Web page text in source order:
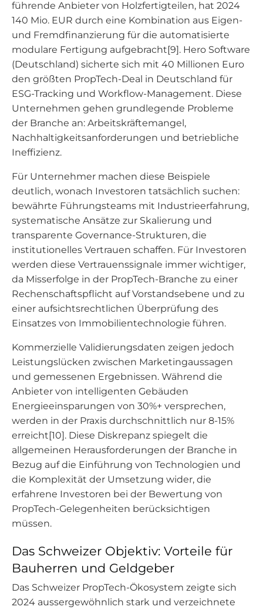
führende Anbieter von Holzfertigteilen, hat 2024
140 Mio. EUR durch eine Kombination aus Eigen-
und Fremdfinanzierung für die automatisierte
modulare Fertigung aufgebracht[9]. Hero Software
(Deutschland) sicherte sich mit 40 Millionen Euro
den größten PropTech-Deal in Deutschland für
ESG-Tracking und Workflow-Management. Diese
Unternehmen gehen grundlegende Probleme
der Branche an: Arbeitskräftemangel,
Nachhaltigkeitsanforderungen und betriebliche
Ineffizienz.
Für Unternehmer machen diese Beispiele
deutlich, wonach Investoren tatsächlich suchen:
bewährte Führungsteams mit Industrieerfahrung,
systematische Ansätze zur Skalierung und
transparente Governance-Strukturen, die
institutionelles Vertrauen schaffen. Für Investoren
werden diese Vertrauenssignale immer wichtiger,
da Misserfolge in der PropTech-Branche zu einer
Rechenschaftspflicht auf Vorstandsebene und zu
einer aufsichtsrechtlichen Überprüfung des
Einsatzes von Immobilientechnologie führen.
Kommerzielle Validierungsdaten zeigen jedoch
Leistungslücken zwischen Marketingaussagen
und gemessenen Ergebnissen. Während die
Anbieter von intelligenten Gebäuden
Energieeinsparungen von 30%+ versprechen,
werden in der Praxis durchschnittlich nur 8-15%
erreicht[10]. Diese Diskrepanz spiegelt die
allgemeinen Herausforderungen der Branche in
Bezug auf die Einführung von Technologien und
die Komplexität der Umsetzung wider, die
erfahrene Investoren bei der Bewertung von
PropTech-Gelegenheiten berücksichtigen
müssen.
Das Schweizer Objektiv: Vorteile für
Bauherren und Geldgeber
Das Schweizer PropTech-Ökosystem zeigte sich
2024 aussergewöhnlich stark und verzeichnete